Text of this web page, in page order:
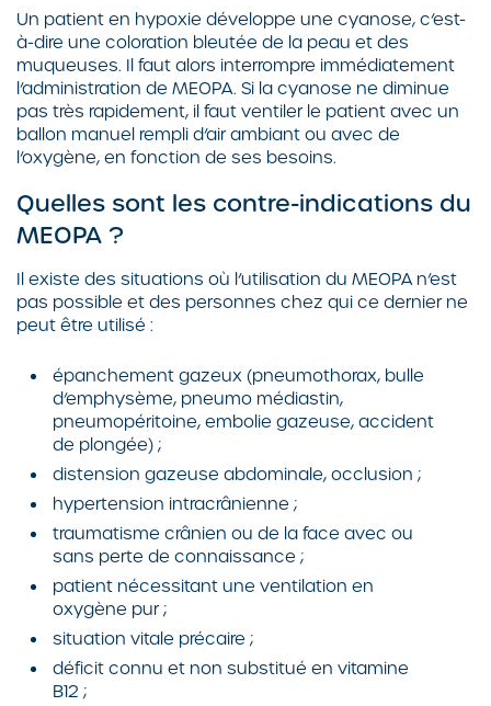
Un patient en hypoxie développe une cyanose, c’est-
à-dire une coloration bleutée de la peau et des
muqueuses. Il faut alors interrompre immédiatement
l’administration de MEOPA. Si la cyanose ne diminue
pas très rapidement, il faut ventiler le patient avec un
ballon manuel rempli d’air ambiant ou avec de
l’oxygène, en fonction de ses besoins.
Quelles sont les contre-indications du
MEOPA ?
Il existe des situations où l’utilisation du MEOPA n’est
pas possible et des personnes chez qui ce dernier ne
peut être utilisé :
épanchement gazeux (pneumothorax, bulle
d’emphysème, pneumo médiastin,
pneumopéritoine, embolie gazeuse, accident
de plongée) ;
distension gazeuse abdominale, occlusion ;
hypertension intracrânienne ;
traumatisme crânien ou de la face avec ou
sans perte de connaissance ;
patient nécessitant une ventilation en
oxygène pur ;
situation vitale précaire ;
déficit connu et non substitué en vitamine
B12 ;